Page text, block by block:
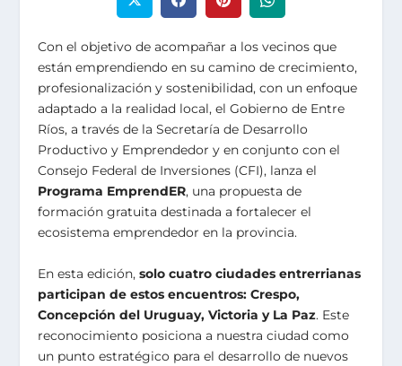
Con el objetivo de acompañar a los vecinos que
están emprendiendo en su camino de crecimiento,
profesionalización y sostenibilidad, con un enfoque
adaptado a la realidad local, el Gobierno de Entre
Ríos, a través de la Secretaría de Desarrollo
Productivo y Emprendedor y en conjunto con el
Consejo Federal de Inversiones (CFI), lanza el
Programa EmprendER, una propuesta de
formación gratuita destinada a fortalecer el
ecosistema emprendedor en la provincia.
En esta edición,solo cuatro ciudades entrerrianas
participan de estos encuentros: Crespo,
Concepción del Uruguay, Victoria y La Paz. Este
reconocimiento posiciona a nuestra ciudad como
un punto estratégico para el desarrollo de nuevos